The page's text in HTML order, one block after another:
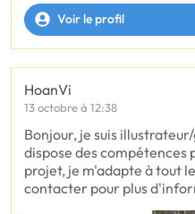
Voir le profil
HoanVi
13 octobre à 12:38
Bonjour, je suis
dispose des compétences
projet, je m'adapte à tout
contacter pour plus